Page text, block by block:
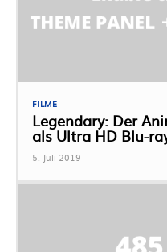
FILME
Legendary: Der
als Ultra HD Blu-
5. Juli 2019